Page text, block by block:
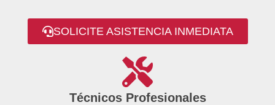
SOLICITE ASISTENCIA INMEDIATA
Técnicos Profesionales